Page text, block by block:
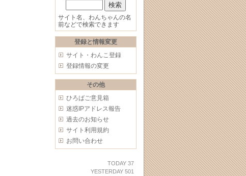
サイト名、わんちゃんの名
前などで検索できます
登録と情報変更
サイト・わんこ登録
登録情報の変更
その他
ひろばご意見箱
迷惑IPアドレス報告
過去のお知らせ
サイト利用規約
お問い合わせ
TODAY 37
YESTERDAY 501